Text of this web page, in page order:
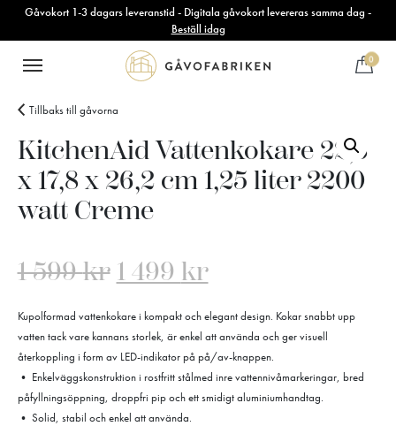
Gåvokort 1-3 dagars leveranstid - Digitala gåvokort levereras samma dag -
Beställ idag
0
Tillbaks till gåvorna
KitchenAid Vattenkokare 22,6
x 17,8 x 26,2 cm 1,25 liter 2200
watt Creme
1 599kr 1 499 kr
Kupolformad vattenkokare i kompakt och elegant design. Kokar snabbt upp
vatten tack vare kannans storlek, är enkel att använda och ger visuell
återkoppling i form av LED-indikator på på/av-knappen.
• Enkelväggskonstruktion i rostfritt stålmed inre vattennivåmarkeringar, bred
påfyllningsöppning, droppfri pip och ett smidigt aluminiumhandtag.
• Solid, stabil och enkel att använda.